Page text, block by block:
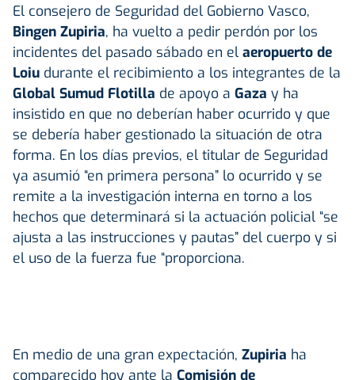
El consejero de Seguridad del Gobierno Vasco,
Bingen Zupiria, ha vuelto a pedir perdón por los
incidentes del pasado sábado en el aeropuerto de
Loiu durante el recibimiento a los integrantes de la
Global Sumud Flotilla de apoyo a Gaza y ha
insistido en que no deberían haber ocurrido y que
se debería haber gestionado la situación de otra
forma. En los días previos, el titular de Seguridad
ya asumió “en primera persona” lo ocurrido y se
remite a la investigación interna en torno a los
hechos que determinará si la actuación policial “se
ajusta a las instrucciones y pautas” del cuerpo y si
el uso de la fuerza fue “proporciona.
En medio de una gran expectación, Zupiria ha
comparecido hoy ante la Comisión de